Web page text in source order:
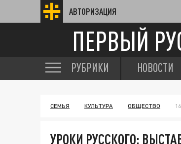
АВТОРИЗАЦИЯ
ПЕРВЫЙ
РУБРИКИ НОВОСТИ
СЕМЬЯ КУЛЬТУРА ОБЩЕСТВО
УРОКИ РУССКОГО: